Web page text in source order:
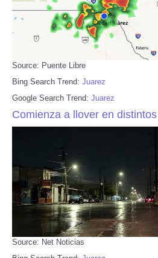
Source: Puente Libre
Bing Search Trend: Juarez
Google Search Trend: Juarez
Comienza a llover en
Source: Net Noticias